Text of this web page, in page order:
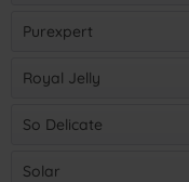
Purexpert
Royal Jelly
So Delicate
Solar